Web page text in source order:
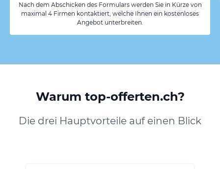
Nach dem Abschicken des Formulars werden Sie in Kürze von
maximal 4 Firmen kontaktiert, welche Ihnen ein kostenloses
Angebot unterbreiten.
Warum top-offerten.ch?
Die drei Hauptvorteile auf einen Blick